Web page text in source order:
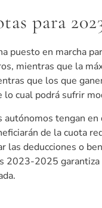
para
puesto en marcha
mientras que la
que los que
cual podrá sufrir
autónomos tengan en
de la cuota
las deducciones o
2023-2025